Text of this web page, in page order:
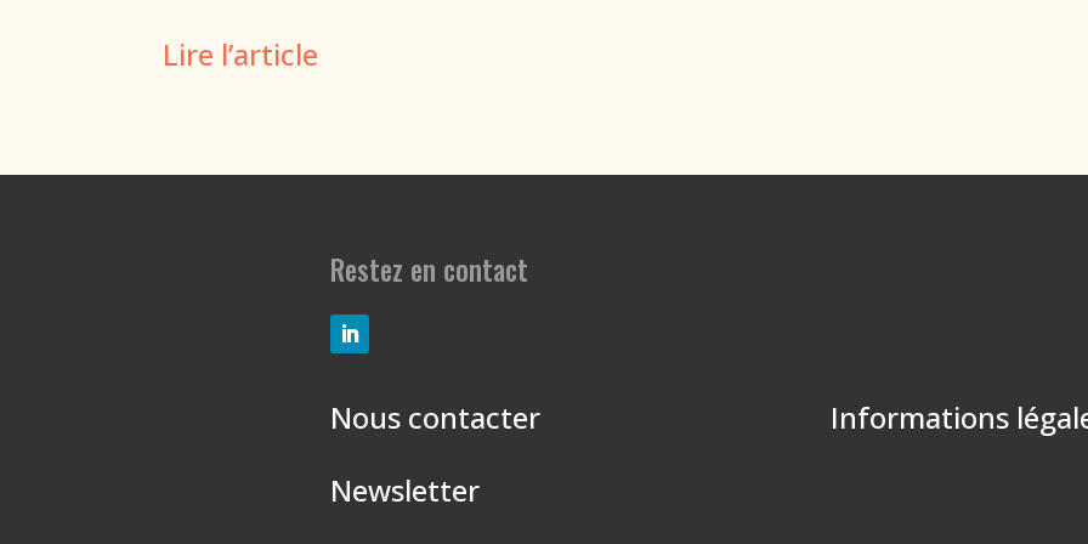
Lire l’article
Restez en contact
Nous contacter
Newsletter
Informations